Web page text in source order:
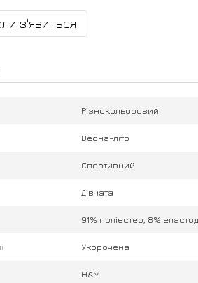
з'явиться
Різнокольоровий
Весна-літо
Спортивний
Дівчата
91% поліестер, 8%
Укорочена
H&M